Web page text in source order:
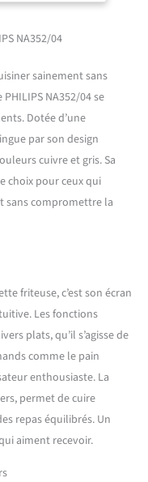
NA352/04
sainement sans
NA352/04 se
Dotée d’une
par son design
cuivre et gris. Sa
choix pour ceux qui
sans compromettre la
friteuse, c’est son écran
Les fonctions
plats, qu’il s’agisse de
comme le pain
enthousiaste. La
permet de cuire
repas équilibrés. Un
aiment recevoir.